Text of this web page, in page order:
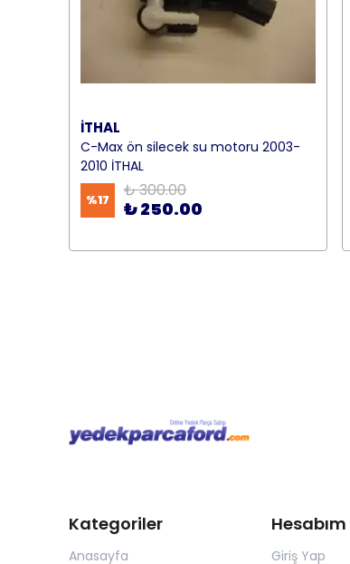
İTHAL
C-Max ön silecek su motoru 2003-
2010 İTHAL
%17 ₺ 300.00
₺ 250.00
Kategoriler
Anasayfa
Hesabım
Giriş Yap